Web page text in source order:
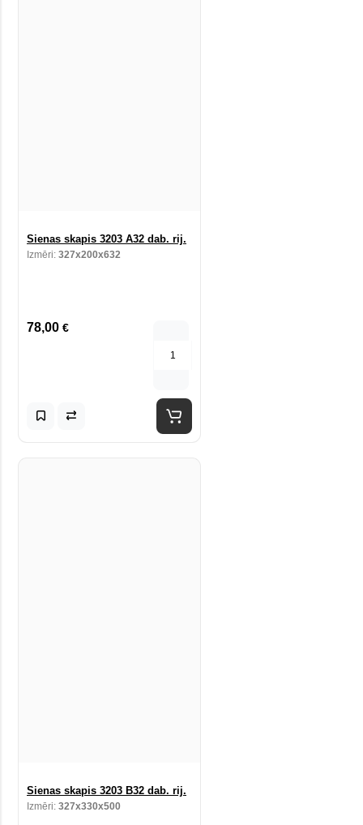
Sienas skapis 3203 A32 dab. rij.
Izmēri: 327x200x632
78,00 €
Sienas skapis 3203 B32 dab. rij.
Izmēri: 327x330x500